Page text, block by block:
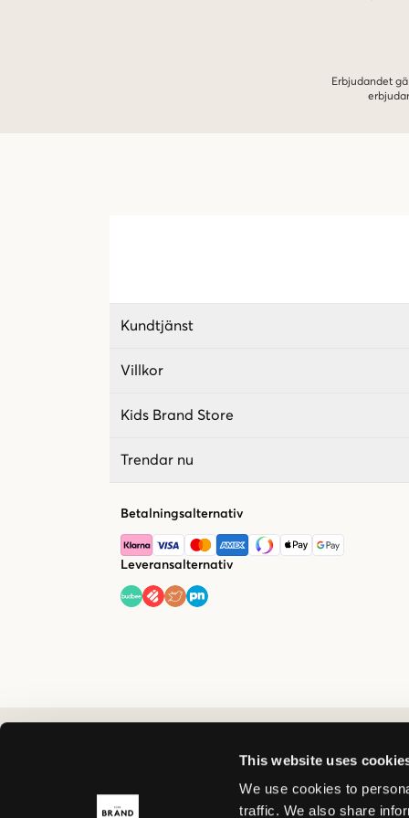
This website uses
We use cookies to
traffic. We also share
Erbjudandet
Kundtjänst
Villkor
Kids Brand Store
Trendar nu
Betalningsalternativ
Leveransalternativ